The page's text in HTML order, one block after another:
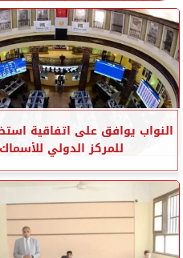
النواب يوافق على اتفاقية
للمركز الدولي للأسماك